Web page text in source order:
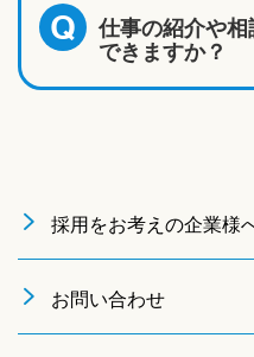
Q 仕事の紹介や
できますか？
採用をお考えの企業様
お問い合わせ